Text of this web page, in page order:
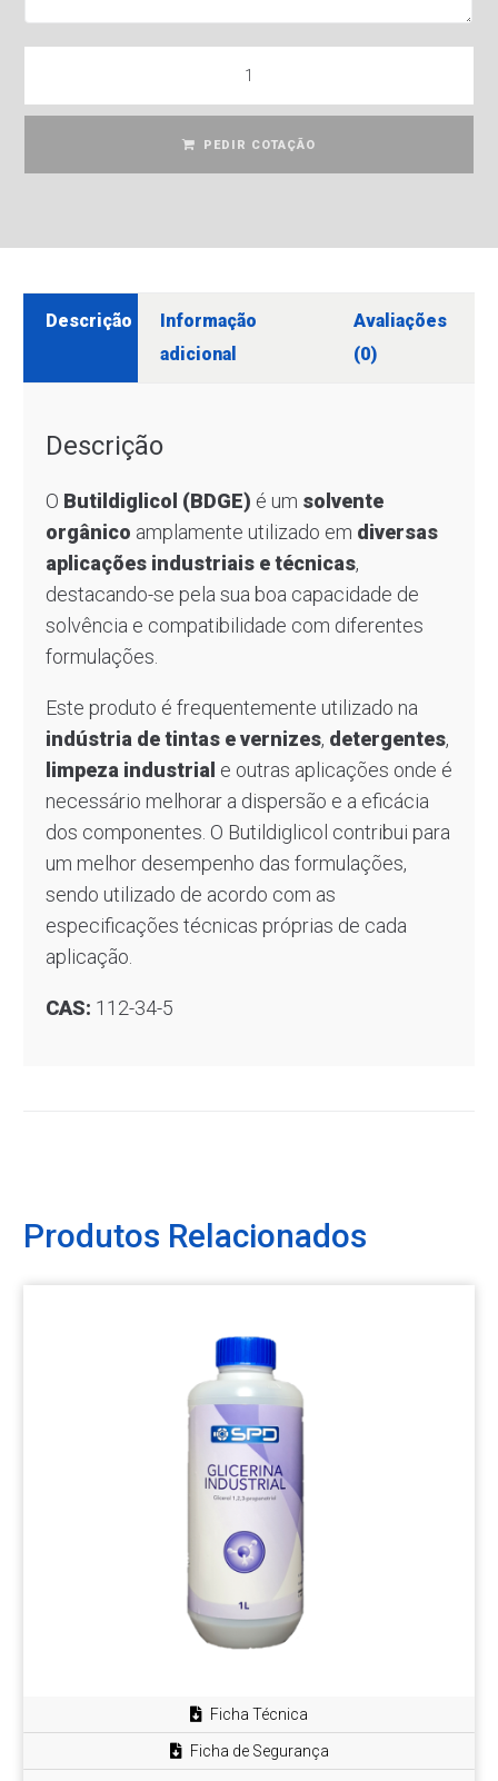
PEDIR COTAÇÃO
Descrição
Informação
adicional
Avaliações
(0)
Descrição
O Butildiglicol (BDGE) é um solvente
orgânico amplamente utilizado em diversas
aplicações industriais e técnicas,
destacando-se pela sua boa capacidade de
solvência e compatibilidade com diferentes
formulações.
Este produto é frequentemente utilizado na
indústria de tintas e vernizes, detergentes,
limpeza industrial e outras aplicações onde é
necessário melhorar a dispersão e a eficácia
dos componentes. O Butildiglicol contribui para
um melhor desempenho das formulações,
sendo utilizado de acordo com as
especificações técnicas próprias de cada
aplicação.
CAS: 112-34-5
Produtos Relacionados
Ficha Técnica
Ficha de Segurança